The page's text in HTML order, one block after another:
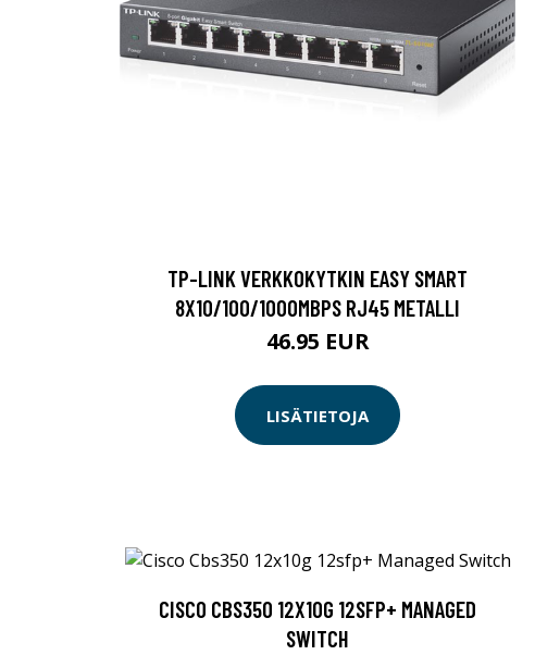
TP-LINK VERKKOKYTKIN EASY SMART
8X10/100/1000MBPS RJ45 METALLI
46.95 EUR
LISÄTIETOJA
CISCO CBS350 12X10G 12SFP+ MANAGED
SWITCH